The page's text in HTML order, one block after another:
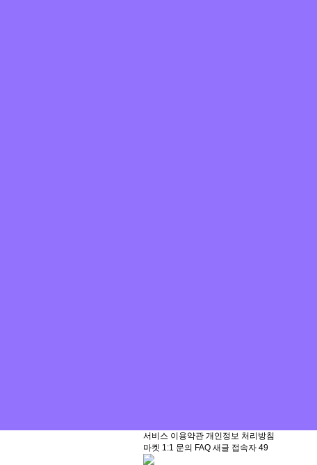
서비스 이용약관 개인정보 처리방침
마켓 1:1 문의 FAQ 새글 접속자 49